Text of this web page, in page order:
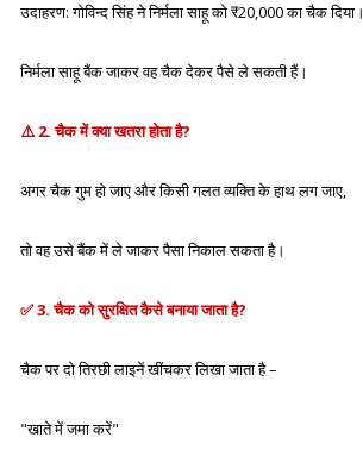
उदाहरण:गोविन्द सिंहनेनिर्मला साहूको ₹20,000 का चैक दिया।
निर्मला साहू बैंक जाकर वह चैक देकर पैसे ले सकती हैं।
⚠️2. चैक में क्या खतरा होता है?
अगर चैकगुमहो जाए और किसीगलत व्यक्ति के हाथलग जाए,
तो वह उसे बैंक में ले जाकरपैसा निकाल सकता है।
✅3. चैक को सुरक्षित कैसे बनाया जाता है?
चैक पर दोतिरछी लाइनेंखींचकर लिखा जाता है –
"खाते में जमा करें"